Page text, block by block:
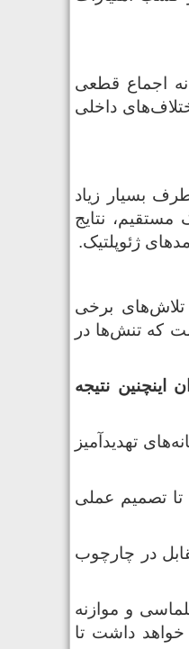
اجماع قطعی
داخلی
بسیار زیاد
نتایج
ژئوپلتیک.
تلاش‌های برخی
که تنش‌ها در
نتیجه
تهدیدآمیز
تا تصمیم عملی
در چارچوب
و موازنه
خواهد داشت تا